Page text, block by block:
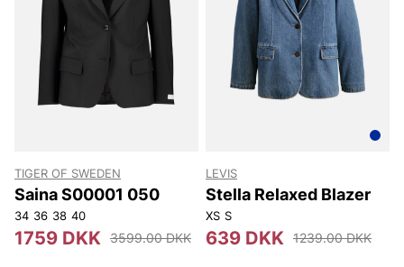
TIGER OF SWEDEN
Saina S00001 050
34 36 38 40
1759 DKK 3599.00 DKK
LEVIS
Stella Relaxed Blazer
XS S
639 DKK 1239.00 DKK